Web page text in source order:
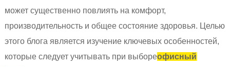
может существенно повлиять на комфорт,
производительность и общее состояние здоровья. Целью
этого блога является изучение ключевых особенностей,
которые следует учитывать при выбореофисный